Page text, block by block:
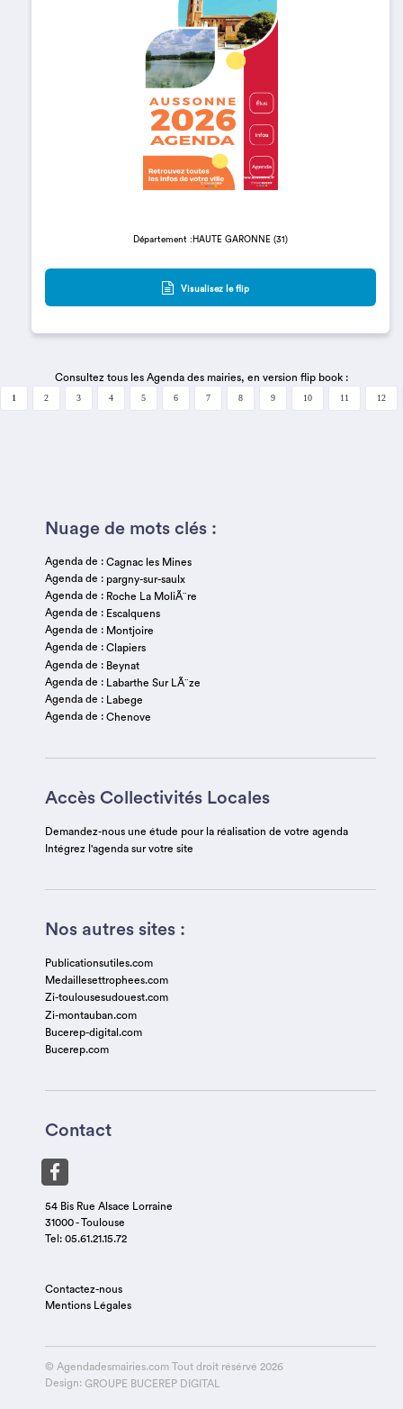
Département :HAUTE GARONNE (31)
Visualisez le flip
Consultez tous les Agenda des mairies, en version flip book :
1 2 3 4 5 6 7 8 9 10 11 12
Nuage de mots clés :
Agenda de : Cagnac les Mines
Agenda de : pargny-sur-saulx
Agenda de : Roche La MoliÃ¨re
Agenda de : Escalquens
Agenda de : Montjoire
Agenda de : Clapiers
Agenda de : Beynat
Agenda de :
Labarthe Sur LÃ¨ze
Agenda de :
Labege
Agenda de : Chenove
Accès Collectivités Locales
Demandez-nous une étude pour la réalisation de votre agenda
Intégrez l'agenda sur votre site
Nos autres sites :
Publicationsutiles.com
Medaillesettrophees.com
Zi-toulousesudouest.com
Zi-montauban.com
Bucerep-digital.com
Bucerep.com
Contact
54 Bis Rue Alsace Lorraine
31000 - Toulouse
Tel: 05.61.21.15.72
Contactez-nous
Mentions Légales
© Agendadesmairies.com Tout droit résérvé 2026
Design: GROUPE BUCEREP DIGITAL